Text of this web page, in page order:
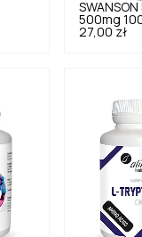
SWANSON
500mg
27,00 zł